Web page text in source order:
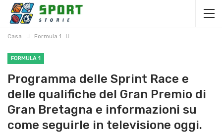
Casa Formula 1
FORMULA 1
Programma delle Sprint Race e
delle qualifiche del Gran Premio di
Gran Bretagna e informazioni su
come seguirle in televisione oggi.